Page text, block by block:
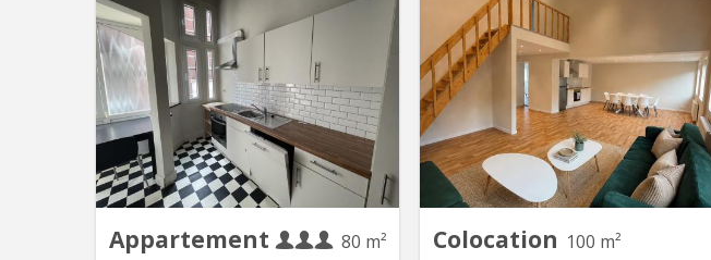
Appartement entièrement rénové situé
à proximité immédiate de la gare des
Guillemins, des Hautes Ecoles, de
toutes les commodités des différents
axes autoroutiers. Il se compose de 3
chambres, d'un commun comprenant
cuisine équipée , d'une salle de douche
et d'un WC. Idéal pour collocation...
🏠 Rue Strailhe 3, 4020 LIEGE (au coin
de la place Delcour) 🚌 Proximité
immédiate de plusieurs arrêts de bus
🔐 Dans une cour sécurisée et fermée
par une grille automatique 🔨 Une
maison entièrement rénovée et isolée,
destinée à accueillir 4 étudiants. 🛏 La
maison et les chambres sont
entièrement...
Appartement
80 m²
Colocation 100 m²